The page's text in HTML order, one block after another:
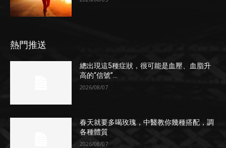
熱門推送
總出現這5種症狀，很可能是血壓、血脂升
高的“信號”...
2026/08/07
春天就要多喝玫瑰，中醫教你幾種搭配，調
各種體質
2026/08/07